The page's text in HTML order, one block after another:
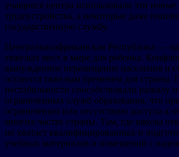
учащиеся центра использовали эти
трудоустройства, а некоторые даже
государственную службу.
Центральноафриканская Республика —
тяжелых мест в мире для ребенка.
вынужденное перемещение населения и
остаются тяжелым бременем для страны.
нестабильности способствовали развалу и
ограниченных служб образования, что
ограничению или отсутствию доступа к
многих частях страны. Там, где школы
не хватает квалифицированных и
учебных материалов и помещений с